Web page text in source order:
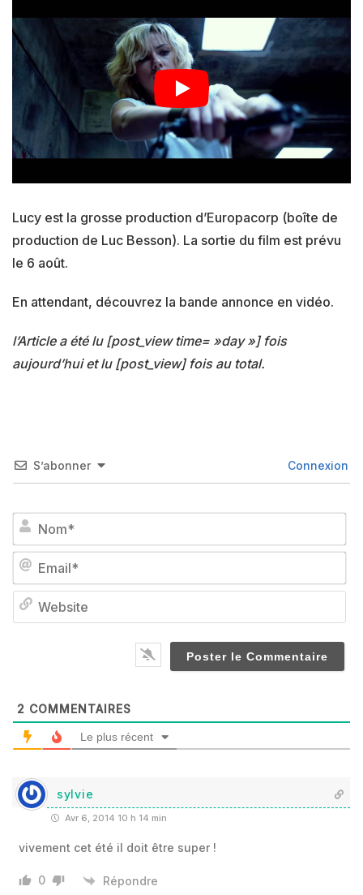
Lucy est la grosse production d’Europacorp (boîte de
production de Luc Besson). La sortie du film est prévu
le 6 août.
En attendant, découvrez la bande annonce en vidéo.
l’Article a été lu [post_view time= »day »] fois
aujourd’hui et lu [post_view] fois au total.
S’abonner Connexion
2 COMMENTAIRES
Le plus récent
sylvie
Avr 6, 2014 10 h 14 min
vivement cet été il doit être super !
0 Répondre